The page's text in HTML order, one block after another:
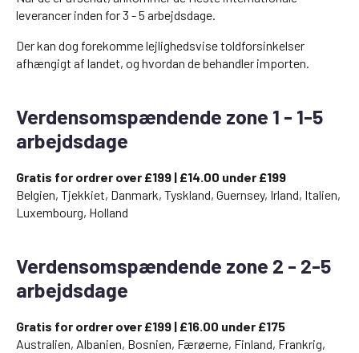
leverancer inden for 3 - 5 arbejdsdage.
Der kan dog forekomme lejlighedsvise toldforsinkelser
afhængigt af landet, og hvordan de behandler importen.
Verdensomspændende zone 1 - 1-5
arbejdsdage
Gratis for ordrer over £199 | £14.00 under £199
Belgien, Tjekkiet, Danmark, Tyskland, Guernsey, Irland, Italien,
Luxembourg, Holland
Verdensomspændende zone 2 - 2-5
arbejdsdage
Gratis for ordrer over £199 | £16.00 under £175
Australien, Albanien, Bosnien, Færøerne, Finland, Frankrig,